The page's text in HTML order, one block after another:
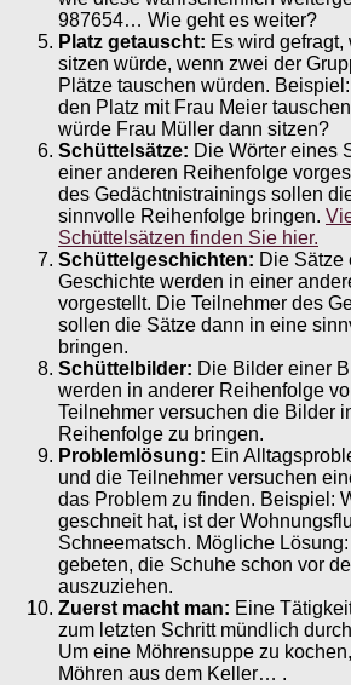
987654… Wie geht es weiter?
Platz getauscht: Es wird
sitzen würde, wenn zwei der
Plätze tauschen würden.
den Platz mit Frau Meier
würde Frau Müller dann sitzen?
Schüttelsätze: Die Wörter eines
einer anderen Reihenfolge
des Gedächtnistrainings sollen
sinnvolle Reihenfolge bringen.
Schüttelsätzen finden Sie hier.
Schüttelgeschichten: Die Sätze
Geschichte werden in einer
vorgestellt. Die Teilnehmer des
sollen die Sätze dann in eine
bringen.
Schüttelbilder: Die Bilder einer
werden in anderer Reihenfolge
Teilnehmer versuchen die Bilder
Reihenfolge zu bringen.
Problemlösung: Ein
und die Teilnehmer versuchen
das Problem zu finden. Beispiel:
geschneit hat, ist der
Schneematsch. Mögliche
gebeten, die Schuhe schon vor
auszuziehen.
Zuerst macht man: Eine
zum letzten Schritt mündlich
Um eine Möhrensuppe zu
Möhren aus dem Keller… .